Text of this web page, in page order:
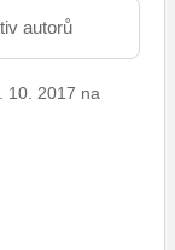
autorů
10. 2017 na